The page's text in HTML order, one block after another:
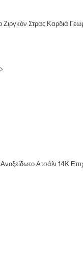
Στρας Καρδιά
Ατσάλι 14K